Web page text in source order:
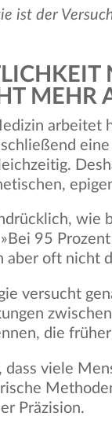
ist der
MEHR
arbeitet
wie
95
aber oft nicht
versucht
die
dass viele
Präzision.